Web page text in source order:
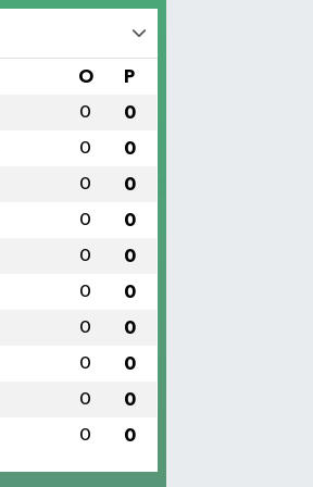
O P
0 0
0 0
0 0
0 0
0 0
0 0
0 0
0 0
0 0
0 0